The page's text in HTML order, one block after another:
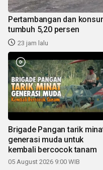
Pertambangan dan
tumbuh 5,20 persen
23 jam lalu
Brigade Pangan tarik
generasi muda untuk
kembali bercocok tanam
05 August 2026 9:00 WIB